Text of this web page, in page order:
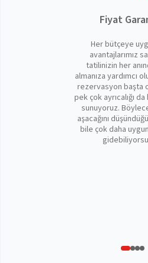
Fiyat
Her bütçeye
avantajlarımız
tatilinizin her
almanıza yardımcı
rezervasyon başta
pek çok ayrıcalığı
sunuyoruz.
aşacağını
bile çok daha